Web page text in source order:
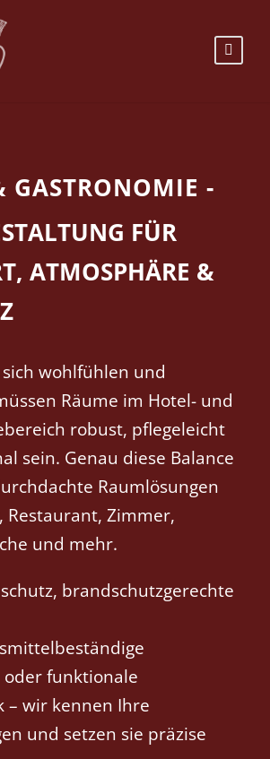
GASTRONOMIE -
FÜR
ATMOSPHÄRE &
wohlfühlen und
Räume im Hotel- und
robust, pflegeleicht
sein. Genau diese Balance
Raumlösungen
Restaurant, Zimmer,
und mehr.
brandschutzgerechte
funktionale
– wir kennen Ihre
und setzen sie präzise